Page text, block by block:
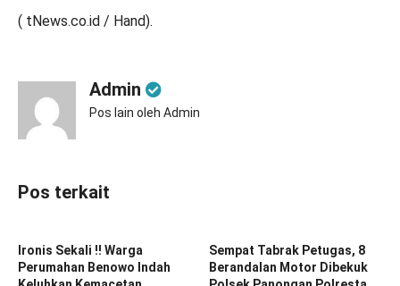
( tNews.co.id / Hand).
Admin
Pos lain oleh Admin
Pos terkait
Ironis Sekali !! Warga
Perumahan Benowo Indah
Sempat Tabrak Petugas, 8
Berandalan Motor Dibekuk